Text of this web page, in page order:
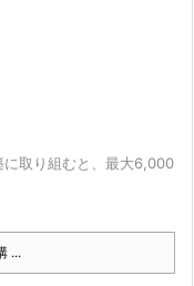
に取り組むと、最大6,000
...